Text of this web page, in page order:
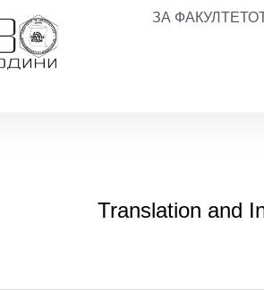
ЗА
Translation and